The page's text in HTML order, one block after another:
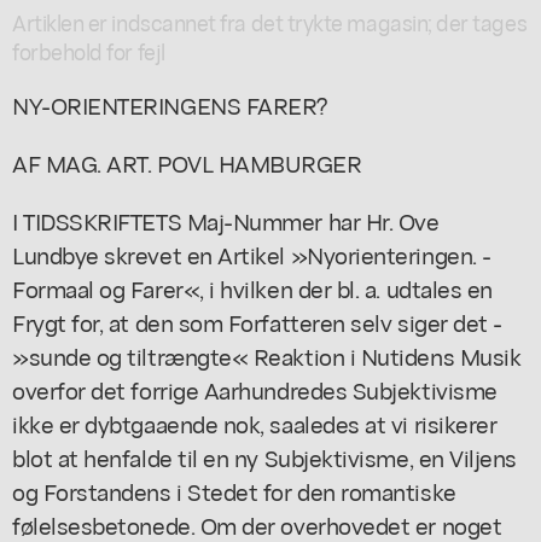
Artiklen er indscannet fra det trykte magasin; der tages
forbehold for fejl
NY-ORIENTERINGENS FARER?
AF MAG. ART. POVL HAMBURGER
I TIDSSKRIFTETS Maj-Nummer har Hr. Ove
Lundbye skrevet en Artikel »Nyorienteringen. -
Formaal og Farer«, i hvilken der bl. a. udtales en
Frygt for, at den som Forfatteren selv siger det -
»sunde og tiltrængte« Reaktion i Nutidens Musik
overfor det forrige Aarhundredes Subjektivisme
ikke er dybtgaaende nok, saaledes at vi risikerer
blot at henfalde til en ny Subjektivisme, en Viljens
og Forstandens i Stedet for den romantiske
følelsesbetonede. Om der overhovedet er noget